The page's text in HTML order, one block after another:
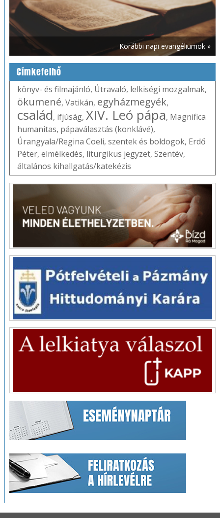
Korábbi napi evangéliumok »
Címkefelhő
könyv- és filmajánló, Útravaló, lelkiségi mozgalmak,
ökumené, Vatikán, egyházmegyék,
család, ifjúság, XIV. Leó pápa, Magnifica
humanitas, pápaválasztás (konklávé),
Úrangyala/Regina Coeli, szentek és boldogok, Erdő
Péter, elmélkedés, liturgikus jegyzet, Szentév,
általános kihallgatás/katekézis